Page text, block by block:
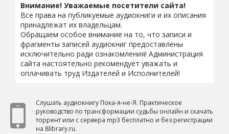
Внимание! Уважаемые посетители сайта!
Все права на публикуемые аудиокниги и их описания
принадлежат их владельцам.
Обращаем особое внимание на то, что записи и
фрагменты записей аудиокниг предоставлены
исключительно ради ознакомления! Администрация
сайта настоятельно рекомендует уважать и
оплачивать труд Издателей и Исполнителей!
Слушать аудиокнигу Пока-я-не-Я. Практическое
руководство по трансформации судьбы онлайн и скачать
торрент или с сервера mp3 бесплатно и без регистрации
на 8library.ru.